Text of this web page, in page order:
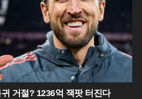
거절? 1236억 잭팟 터진다